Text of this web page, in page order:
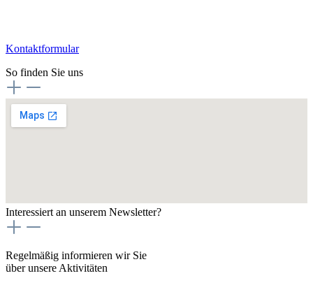
Kontaktformular
So finden Sie uns
Interessiert an unserem Newsletter?
Regelmäßig informieren wir Sie
über unsere Aktivitäten